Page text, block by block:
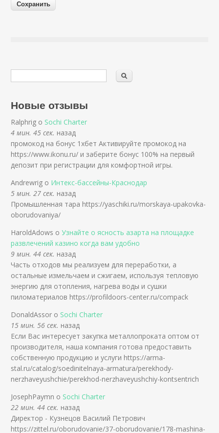
Новые отзывы
Ralphrig о Sochi Charter
4 мин. 45 сек. назад
промокод на бонус 1хбет Активируйте промокод на
https://www.ikonu.ru/ и заберите бонус 100% на первый
депозит при регистрации для комфортной игры.
Andrewrig о Интекс-бассейны-Краснодар
5 мин. 27 сек. назад
Промышленная тара https://yaschiki.ru/morskaya-upakovka-
oborudovaniya/
HaroldAdows оУзнайте о ясность азарта на площадке
развлечений казино когда вам удобно
9 мин. 44 сек. назад
Часть отходов мы реализуем для переработки, а
остальные измельчаем и сжигаем, используя тепловую
энергию для отопления, нагрева воды и сушки
пиломатериалов https://profildoors-center.ru/compack
DonaldAssor о Sochi Charter
15 мин. 56 сек. назад
Если Вас интересует закупка металлопроката оптом от
производителя, наша компания готова предоставить
собственную продукцию и услуги https://arma-
stal.ru/catalog/soedinitelnaya-armatura/perekhody-
nerzhaveyushchie/perekhod-nerzhaveyushchiy-kontsentrich
JosephPaymn о Sochi Charter
22 мин. 44 сек. назад
Директор - Кузнецов Василий Петрович
https://zittel.ru/oborudovanie/37-oborudovanie/178-mashina-